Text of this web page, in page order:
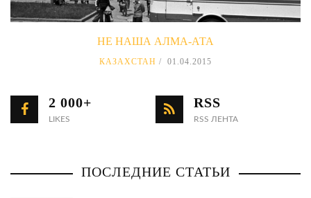
НЕ НАША АЛМА-АТА
КАЗАХСТАН 01.04.2015
2 000+
LIKES
RSS
RSS ЛЕНТА
ПОСЛЕДНИЕ СТАТЬИ